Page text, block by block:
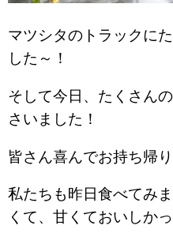
マツシタのトラックに
した～！
そして今日、たくさん
さいました！
皆さん喜んでお持ち帰
私たちも昨日食べてみ
くて、甘くておいしか